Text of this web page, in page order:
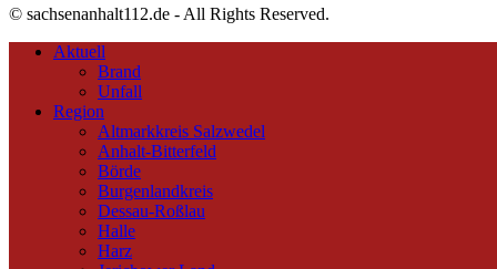
© sachsenanhalt112.de - All Rights Reserved.
Aktuell
Brand
Unfall
Region
Altmarkkreis Salzwedel
Anhalt-Bitterfeld
Börde
Burgenlandkreis
Dessau-Roßlau
Halle
Harz